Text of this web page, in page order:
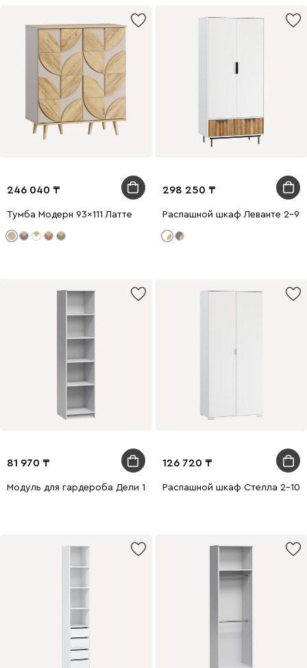
246 040
Тумба Модерн 93x111 Латте
298 250
Распашной шкаф Леванте 2-
81 970
Модуль для гардероба Дели 1-50x210 Белый
126 720
Распашной шкаф Стелла 2-